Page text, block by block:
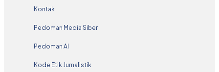
Kontak
Pedoman Media Siber
Pedoman AI
Kode Etik Jurnalistik